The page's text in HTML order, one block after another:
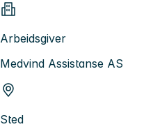
Arbeidsgiver
Medvind Assistanse AS
Sted